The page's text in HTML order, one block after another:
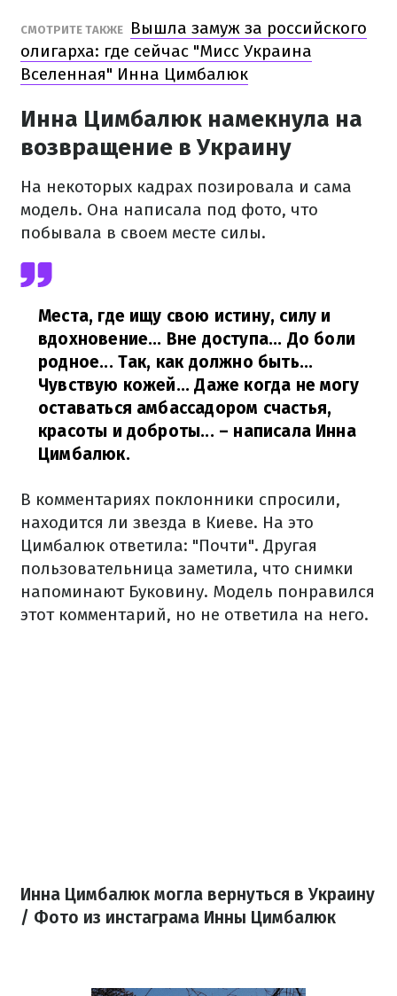
СМОТРИТЕ ТАКЖЕ
Вышла замуж за российского
олигарха: где сейчас "Мисс Украина
Вселенная" Инна Цимбалюк
Инна Цимбалюк намекнула на
возвращение в Украину
На некоторых кадрах позировала и сама
модель. Она написала под фото, что
побывала в своем месте силы.
Места, где ищу свою истину, силу и
вдохновение... Вне доступа... До боли
родное... Так, как должно быть...
Чувствую кожей... Даже когда не могу
оставаться амбассадором счастья,
красоты и доброты... – написала Инна
Цимбалюк.
В комментариях поклонники спросили,
находится ли звезда в Киеве. На это
Цимбалюк ответила: "Почти". Другая
пользовательница заметила, что снимки
напоминают Буковину. Модель понравился
этот комментарий, но не ответила на него.
Инна Цимбалюк могла вернуться в Украину
/ Фото из инстаграма Инны Цимбалюк